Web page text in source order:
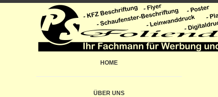
HOME
ÜBER UNS